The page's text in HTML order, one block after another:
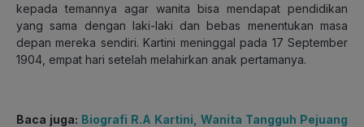
kepada temannya agar wanita bisa mendapat pendidikan
yang sama dengan laki-laki dan bebas menentukan masa
depan mereka sendiri. Kartini meninggal pada 17 September
1904, empat hari setelah melahirkan anak pertamanya.
Baca juga: Biografi R.A Kartini, Wanita Tangguh Pejuang